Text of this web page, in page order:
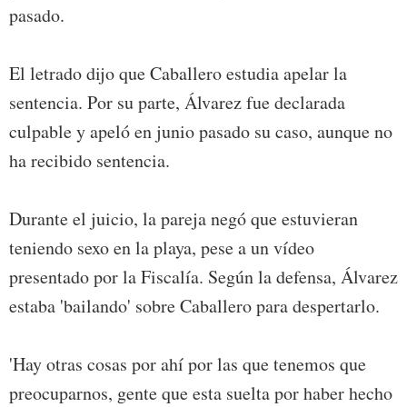
pasado.
El letrado dijo que Caballero estudia apelar la
sentencia. Por su parte, Álvarez fue declarada
culpable y apeló en junio pasado su caso, aunque no
ha recibido sentencia.
Durante el juicio, la pareja negó que estuvieran
teniendo sexo en la playa, pese a un vídeo
presentado por la Fiscalía. Según la defensa, Álvarez
estaba 'bailando' sobre Caballero para despertarlo.
'Hay otras cosas por ahí por las que tenemos que
preocuparnos, gente que esta suelta por haber hecho